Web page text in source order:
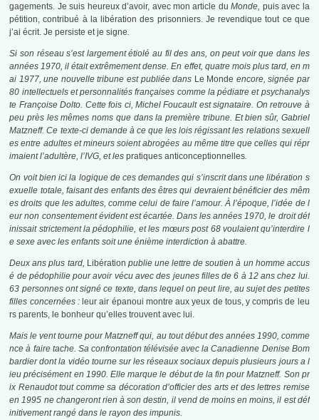
gagements. Je suis heureux d’avoir, avec mon article du Monde, puis avec la
pétition, contribué à la libération des prisonniers. Je revendique tout ce que
j’ai écrit. Je persiste et je signe.
Si son réseau s’est largement étiolé au fil des ans, on peut voir que dans les
années 1970, il était extrêmement dense.En effet, quatre mois plus tard, en m
ai 1977, une nouvelle tribune est publiée dans Le Monde encore, signée par
80 intellectuels et personnalités françaises comme la pédiatre et psychanalys
te Françoise Dolto. Cette fois ci, Michel Foucault est signataire. On retrouve à
peu près les mêmes noms que dans la première tribune. Et bien sûr, Gabriel
Matzneff. Ce texte-ci demande à ce que les lois régissant les relations sexuell
es entre adultes et mineurs soient abrogées au même titre que celles qui répr
imaient l’adultère, l’IVG, et lespratiques anticonceptionnelles.
On voit bien ici la logique de ces demandes qui s’inscrit dans une libération s
exuelle totale, faisant des enfants des êtres qui devraient bénéficier des mêm
es droits que les adultes, comme celui de faire l’amour. À l’époque, l’idée de l
eur non consentement évident est écartée. Dans les années 1970, le droit déf
inissait strictement la pédophilie, et les mœurs post 68 voulaient qu’interdire l
e sexe avec les enfants soit une énième interdiction à abattre.
Deux ans plus tard, Libération publie une lettre de soutien à un homme accus
é de pédophilie pour avoir vécu avec des jeunes filles de 6 à 12 ans chez lui.
63 personnes ont signé ce texte, dans lequel on peut lire, au sujet des petites
filles concernées : leur air épanoui montre aux yeux de tous, y compris de leu
rs parents, le bonheur qu’elles trouvent avec lui.
Mais le vent tourne pour Matzneff qui, au tout début des années 1990, comme
nce à faire tache. Sa confrontation télévisée avec la Canadienne Denise Bom
bardier dont la vidéo tourne sur les réseaux sociaux depuis plusieurs jours a l
ieu précisément en 1990. Elle marque le début de la fin pour Matzneff. Son pr
ix Renaudot tout comme sa décoration d’officier des arts et des lettres remise
en 1995 ne changeront rien à son destin, il vend de moins en moins, il est déf
initivement rangé dans le rayon des impunis.